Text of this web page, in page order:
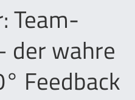
Team-
der wahre
Feedback